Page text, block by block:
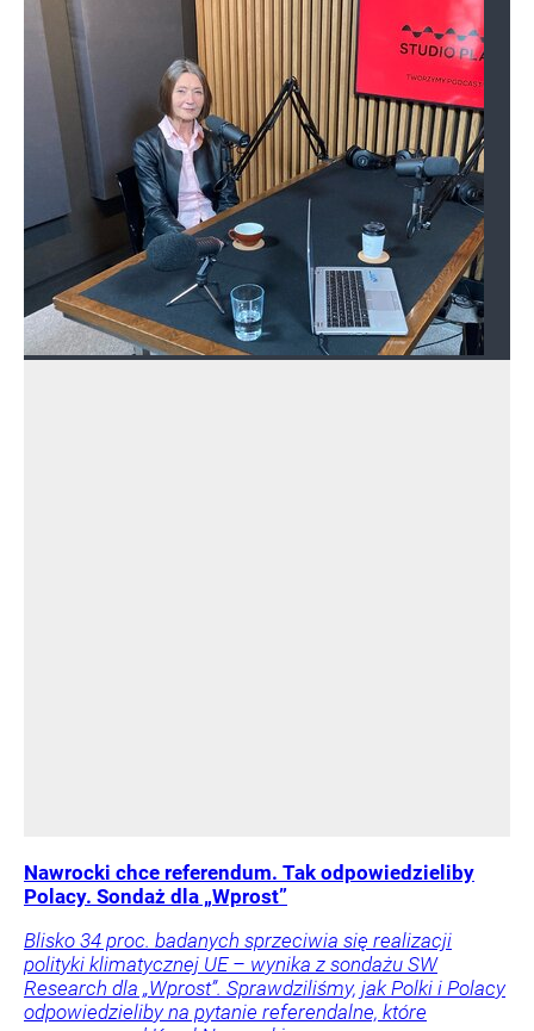
Nawrocki chce referendum. Tak odpowiedzieliby
Polacy. Sondaż dla „Wprost”
Blisko 34 proc. badanych sprzeciwia się realizacji
polityki klimatycznej UE – wynika z sondażu SW
Research dla „Wprost”. Sprawdziliśmy, jak Polki i Polacy
odpowiedzieliby na pytanie referendalne, które